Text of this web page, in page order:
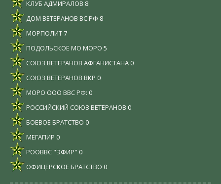
КЛУБ АДМИРАЛОВ 8
ДОМ ВЕТЕРАНОВ ВС РФ 8
МОРПОЛИТ7
ПОДОЛЬСКОЕ МО МОРО 5
СОЮЗ ВЕТЕРАНОВ АФГАНИСТАНА 0
СОЮЗ ВЕТЕРАНОВ ВКР 0
МОРО ООО ВВС РФ: 0
РОССИЙСКИЙ СОЮЗ ВЕТЕРАНОВ 0
БОЕВОЕ БРАТСТВО 0
МЕГАПИР 0
РООВВС "ЭФИР" 0
ОФИЦЕРСКОЕ БРАТСТВО 0